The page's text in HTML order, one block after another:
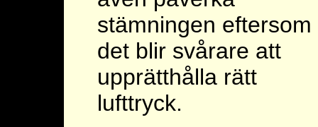
stämningen eftersom
det blir svårare att
upprätthålla rätt
lufttryck.